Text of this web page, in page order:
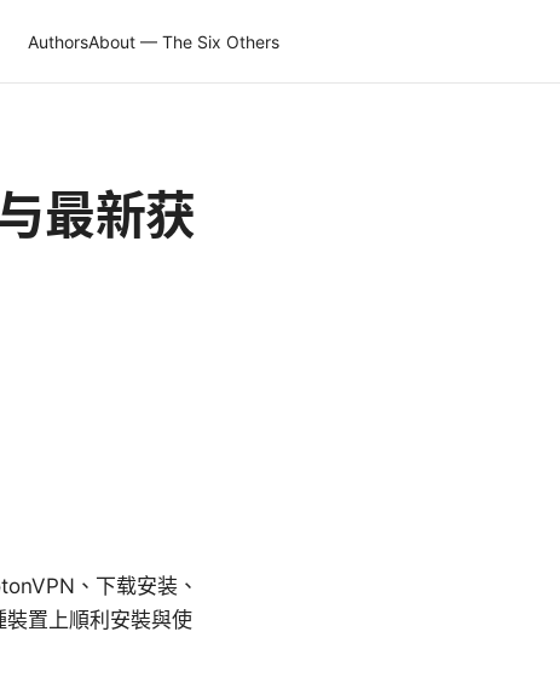
AuthorsAbout — The Six Others
最新获
、下载安装、
置上順利安裝與使